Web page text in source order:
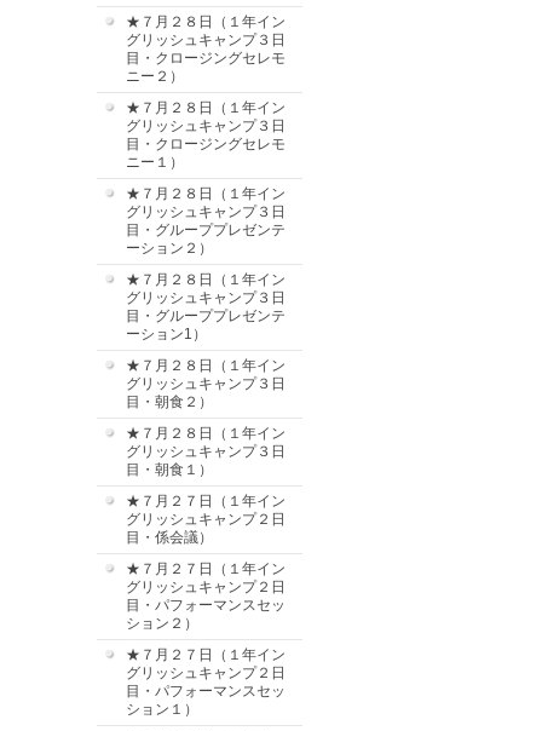
★７月２８日（１年イン
グリッシュキャンプ３日
目・クロージングセレモ
ニー２）
★７月２８日（１年イン
グリッシュキャンプ３日
目・クロージングセレモ
ニー１）
★７月２８日（１年イン
グリッシュキャンプ３日
目・グループプレゼンテ
ーション２）
★７月２８日（１年イン
グリッシュキャンプ３日
目・グループプレゼンテ
ーション1）
★７月２８日（１年イン
グリッシュキャンプ３日
目・朝食２）
★７月２８日（１年イン
グリッシュキャンプ３日
目・朝食１）
★７月２７日（１年イン
グリッシュキャンプ２日
目・係会議）
★７月２７日（１年イン
グリッシュキャンプ２日
目・パフォーマンスセッ
ション２）
★７月２７日（１年イン
グリッシュキャンプ２日
目・パフォーマンスセッ
ション１）